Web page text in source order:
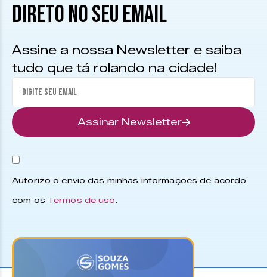
DIRETO NO SEU EMAIL
Assine a nossa Newsletter e saiba
tudo que tá rolando na cidade!
Assinar Newsletter
Autorizo o envio das minhas informações de acordo
com os Termos de uso.